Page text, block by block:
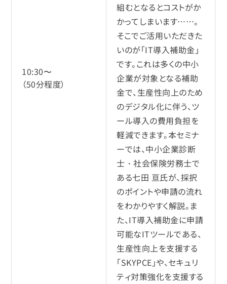
10:30〜
（50分程度）
組むとなるとコストがか
かってしまいます……。
そこでご活用いただきた
いのが「IT導入補助金」
です。これは多くの中小
企業が対象となる補助
金で、生産性向上のため
のデジタル化に伴う、ツ
ール導入の費用負担を
軽減できます。本セミナ
ーでは、中小企業診断
士・社会保険労務士で
ある七田 亘氏が、採択
のポイントや申請の流れ
をわかりやすく解説。ま
た、IT導入補助金に申請
可能なITツールである、
生産性向上を支援する
「SKYPCE」や、セキュリ
ティ対策強化を支援する